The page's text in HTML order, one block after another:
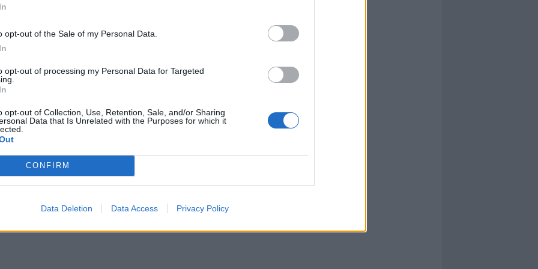
opt-out of the Sale of my Personal Data.
opt-out of processing my Personal Data for Targeted
opt-out of Collection, Use, Retention, Sale, and/or Sharing
Data that Is Unrelated with the Purposes for which it
CONFIRM
Data Deletion Data Access Privacy Policy
a piedi, unità cinofile, droni e
ulteriori interrogativi ci sarebbe il
della donna da uno dei suoi due lavori,
della partenza, e il ritiro della
Il caso, comunque, è ancora in via di